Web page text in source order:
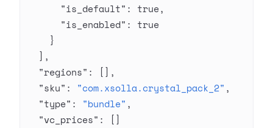
      "is_default"
: true,
      "is_enabled"
: true
    }
  ],
  "regions"
: [],
  "sku"
: "com.xsolla.crystal_pack_2" ,
  "type"
: "bundle" ,
  "vc_prices"
: []